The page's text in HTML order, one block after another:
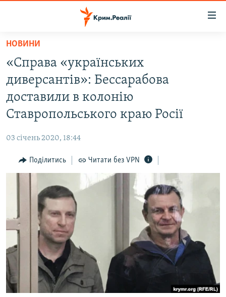
Перейти
основного
матеріалу
Перейти
до
основної
Перейти
пошуку
ВОДА.КРИМ
ВІДЕО ТА ФОТО
ПОЛІТИКА
ІНТЕРВ'Ю
ВСЕ ЗА ДЕНЬ
СПЕЦПРОЕКТИ
ДЕПОРТАЦІЯ
ВІДЕОУРОКИ «ELIFBE»
СВІДЧЕННЯ ОКУПАЦІЇ
УКРАЇНСЬКА ПРОБЛЕМА КРИМУ
ІНФОГРАФІКА
ЯК ОБІЙТИ БЛОКУВАННЯ
Русский
Qırımtatar
ДОЛУЧАЙСЯ!
НОВИНИ
«Справа «українських
диверсантів»: Бессарабова
доставили в колонію
Ставропольського краю Росії
03 січень 2020, 18:44
Поділитись Читати без VPN